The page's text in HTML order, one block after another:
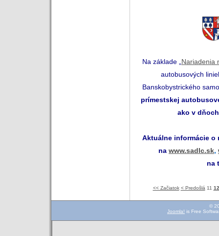
Na základe „ Nariadenia
autobusových
Banskobystrického
prímestskej
ako v
Aktuálne informácie o
na www.sadlc.sk,
na
<< Začiatok < Predošlá 11 12
©
Joomla! is Free